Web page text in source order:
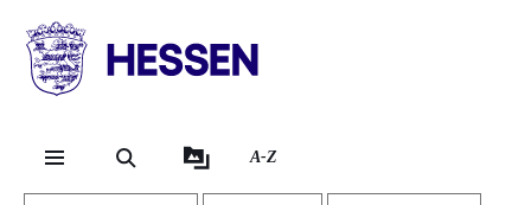
HESSEN
Landesregierung
A-Z